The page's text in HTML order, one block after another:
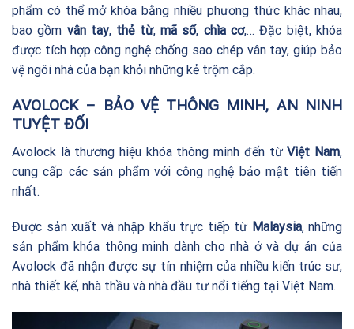
phẩm có thể mở khóa bằng nhiều phương thức khác nhau,
bao gồm vân tay, thẻ từ,mã số, chìa cơ,… Đặc biệt, khóa
được tích hợp công nghệ chống sao chép vân tay, giúp bảo
vệ ngôi nhà của bạn khỏi những kẻ trộm cắp.
AVOLOCK – BẢO VỆ THÔNG MINH, AN NINH
TUYỆT ĐỐI
Avolock là thương hiệu khóa thông minh đến từViệt Nam,
cung cấp các sản phẩm với công nghệ bảo mật tiên tiến
nhất.
Được sản xuất và nhập khẩu trực tiếp từ Malaysia, những
sản phẩm khóa thông minh dành cho nhà ở và dự án của
Avolock đã nhận được sự tín nhiệm của nhiều kiến trúc sư,
nhà thiết kế, nhà thầu và nhà đầu tư nổi tiếng tại Việt Nam.